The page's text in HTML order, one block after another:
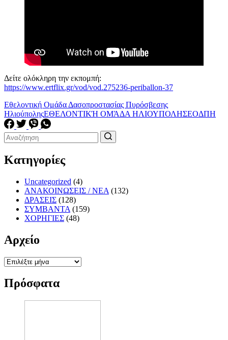
Δείτε ολόκληρη την εκπομπή:
https://www.ertflix.gr/vod/vod.275236-periballon-37
Εθελοντική Ομάδα Δασοπροστασίας Πυρόσβεσης
ΗλιούποληςΕΘΕΛΟΝΤΙΚΉ ΟΜΆΔΑ ΗΛΙΟΥΠΟΛΗΣΕΟΔΠΗ
Κατηγορίες
Uncategorized (4)
ΑΝΑΚΟΙΝΩΣΕΙΣ / ΝΕΑ (132)
ΔΡΑΣΕΙΣ (128)
ΣΥΜΒΑΝΤΑ (159)
ΧΟΡΗΓΙΕΣ (48)
Αρχείο
Αρχείο
Πρόσφατα